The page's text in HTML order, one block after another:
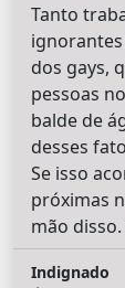
Tanto
dos gays,
pessoas
balde de
desses
Se isso
próximas
mão
Indignado